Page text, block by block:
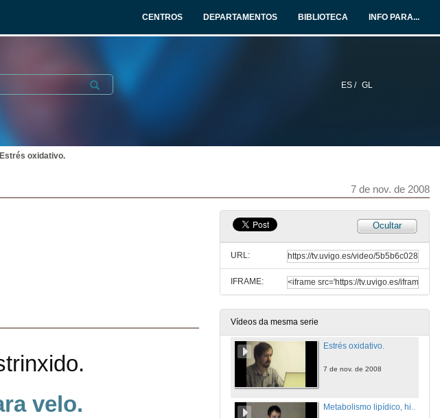
CENTROS DEPARTAMENTOS BIBLIOTECA INFO PARA...
ES / GL
Submit
Estrés oxidativo.
7 de nov. de 2008
Ocultar
URL:
IFRAME:
Vídeos da mesma serie
A Melatonina.
6 de nov. de 2008
Metabolismo dos lípidos (Anabolismo)
Fisiopatoloxía tiroidea.
7 de nov. de 2008
Estrés oxidativo.
7 de nov. de 2008
Metabolismo lipídico, hipotálamo e regulación do peso corporal.